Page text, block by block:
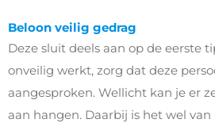
Beloon veilig gedrag
Deze sluit deels aan op de eerste
onveilig werkt, zorg dat deze
aangesproken. Wellicht kan je er
aan hangen. Daarbij is het wel